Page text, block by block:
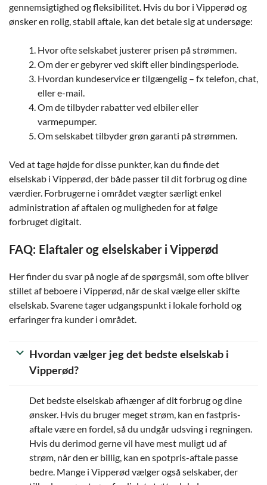
gennemsigtighed og fleksibilitet. Hvis du bor i Vipperød og
ønsker en rolig, stabil aftale, kan det betale sig at undersøge:
Hvor ofte selskabet justerer prisen på strømmen.
Om der er gebyrer ved skift eller bindingsperiode.
Hvordan kundeservice er tilgængelig – fx telefon, chat,
eller e-mail.
Om de tilbyder rabatter ved elbiler eller
varmepumper.
Om selskabet tilbyder grøn garanti på strømmen.
Ved at tage højde for disse punkter, kan du finde det
elselskab i Vipperød, der både passer til dit forbrug og dine
værdier. Forbrugerne i området vægter særligt enkel
administration af aftalen og muligheden for at følge
forbruget digitalt.
FAQ: Elaftaler og elselskaber i Vipperød
Her finder du svar på nogle af de spørgsmål, som ofte bliver
stillet af beboere i Vipperød, når de skal vælge eller skifte
elselskab. Svarene tager udgangspunkt i lokale forhold og
erfaringer fra kunder i området.
Hvordan vælger jeg det bedste elselskab i
Vipperød?
Det bedste elselskab afhænger af dit forbrug og dine
ønsker. Hvis du bruger meget strøm, kan en fastpris-
aftale være en fordel, så du undgår udsving i regningen.
Hvis du derimod gerne vil have mest muligt ud af
strøm, når den er billig, kan en spotpris-aftale passe
bedre. Mange i Vipperød vælger også selskaber, der